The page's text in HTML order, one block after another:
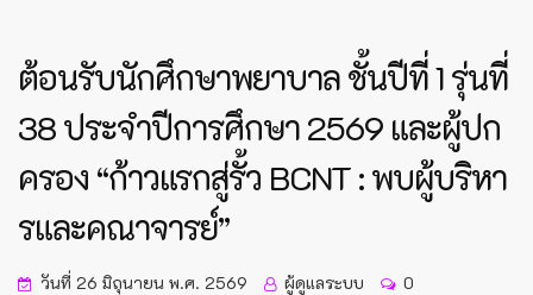
ต้อนรับนักศึกษาพยาบาล ชั้นปีที่ 1 รุ่นที่
38 ประจำปีการศึกษา 2569 และผู้ปก
ครอง “ก้าวแรกสู่รั้ว BCNT : พบผู้บริหา
รและคณาจารย์”
วันที่ 26 มิถุนายน พ.ศ. 2569 ผู้ดูแลระบบ 0